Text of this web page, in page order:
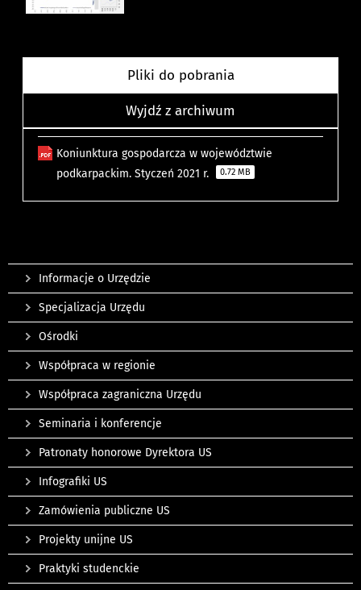
Pliki do pobrania
Wyjdź z archiwum
Koniunktura gospodarcza w województwie
podkarpackim. Styczeń 2021 r.
0.72 MB
Informacje o Urzędzie
Specjalizacja Urzędu
Ośrodki
Współpraca w regionie
Współpraca zagraniczna Urzędu
Seminaria i konferencje
Patronaty honorowe Dyrektora US
Infografiki US
Zamówienia publiczne US
Projekty unijne US
Praktyki studenckie